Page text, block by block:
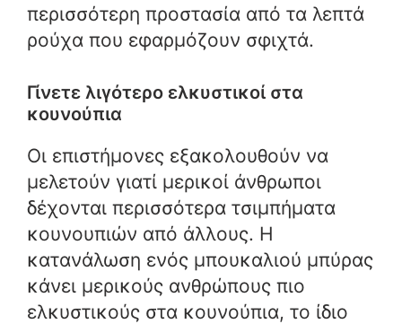
περισσότερη προστασία από τα λεπτά
ρούχα που εφαρμόζουν σφιχτά.
Γίνετε λιγότερο ελκυστικοί στα
κουνούπια
Οι επιστήμονες εξακολουθούν να
μελετούν γιατί μερικοί άνθρωποι
δέχονται περισσότερα τσιμπήματα
κουνουπιών από άλλους. Η
κατανάλωση ενός μπουκαλιού μπύρας
κάνει μερικούς ανθρώπους πιο
ελκυστικούς στα κουνούπια, το ίδιο